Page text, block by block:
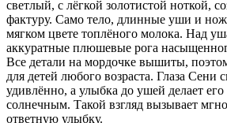
светлый, с лёгкой золотистой ноткой,
фактуру. Само тело, длинные уши и
мягком цвете топлёного молока. Над
аккуратные плюшевые рога
Все детали на мордочке вышиты,
для детей любого возраста. Глаза Сени
удивлённо, а улыбка до ушей делает
солнечным. Такой взгляд вызывает
ответную улыбку.